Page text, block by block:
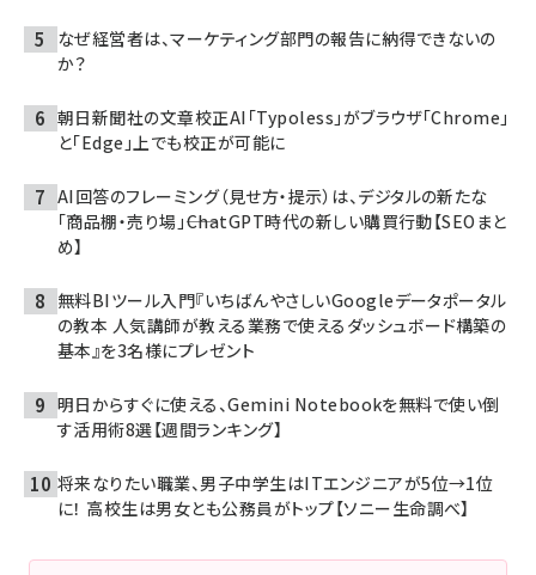
なぜ経営者は、マーケティング部門の報告に納得できないの
か？
朝日新聞社の文章校正AI「Typoless」がブラウザ「Chrome」
と「Edge」上でも校正が可能に
AI回答のフレーミング（見せ方・提示）は、デジタルの新たな
「商品棚・売り場」――ChatGPT時代の新しい購買行動【SEOまと
め】
無料BIツール入門『いちばんやさしいGoogleデータポータル
の教本 人気講師が教える業務で使えるダッシュボード構築の
基本』を3名様にプレゼント
明日からすぐに使える、Gemini Notebookを無料で使い倒
す活用術8選【週間ランキング】
将来なりたい職業、男子中学生はITエンジニアが5位→1位
に！ 高校生は男女とも公務員がトップ【ソニー生命調べ】